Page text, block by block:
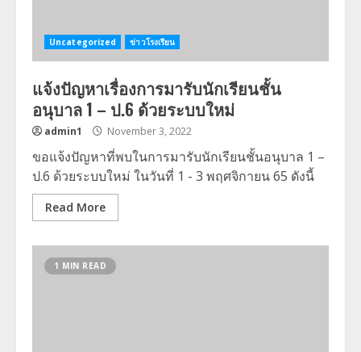
Uncategorized ข่าวโรงเรียน
แจ้งปัญหาเรื่องการมารับนักเรียนชั้น
อนุบาล 1 – ป.6 ด้วยระบบใหม่
admin1 November 3, 2022
ขอแจ้งปัญหาที่พบในการมารับนักเรียนชั้นอนุบาล 1 –
ป.6 ด้วยระบบใหม่ ในวันที่ 1 - 3 พฤศจิกายน 65 ดังนี้
Read More
1 MIN READ